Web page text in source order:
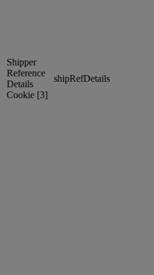
Shipper
Reference
Details
Cookie [3]
shipRefDetails